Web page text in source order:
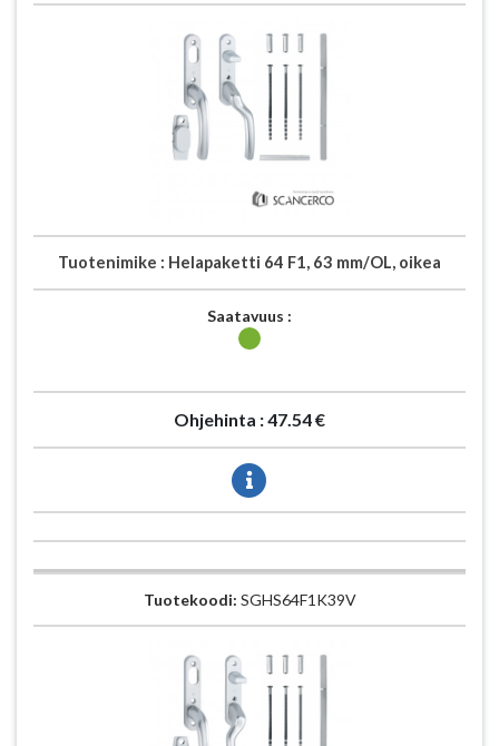
Tuotenimike : Helapaketti 64 F1, 63 mm/OL, oikea
Saatavuus :
Ohjehinta :47.54 €
Tuotekoodi: SGHS64F1K39V